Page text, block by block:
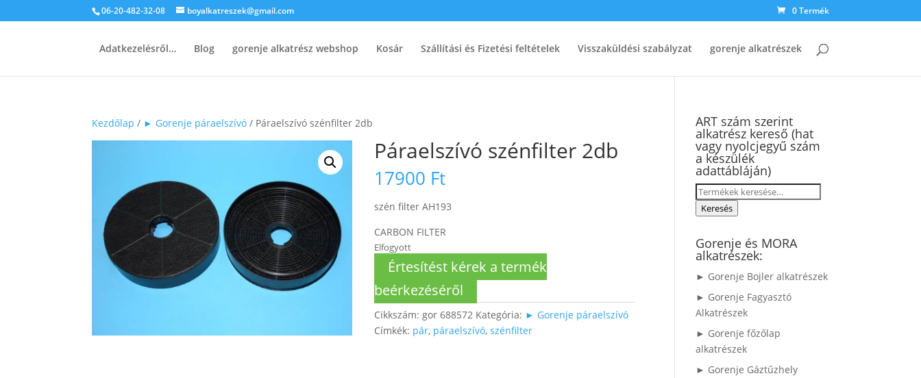
06-20-482-32-08 boyalkatreszek@gmail.com 0 Termék
Adatkezelésről… Blog gorenje alkatrész webshop Kosár Szállítási és Fizetési feltételek Visszaküldési szabályzat gorenje alkatrészek
Kezdőlap / ► Gorenje páraelszívó / Páraelszívó szénfilter 2db
Páraelszívó szénfilter 2db
17900 Ft
szén filter AH193
CARBON FILTER
Elfogyott
Értesítést kérek a termék
beérkezéséről
Cikkszám:gor 688572 Kategória: ► Gorenje páraelszívó
Címkék: pár, páraelszívó,szénfilter
ART szám szerint
alkatrész kereső (hat
vagy nyolcjegyű szám
a készülék
adattábláján)
Keresés
a Keresés
Gorenje és MORA
alkatrészek:
► Gorenje Bojler alkatrészek
► Gorenje Fagyasztó
Alkatrészek
► Gorenje főzőlap
alkatrészek
► Gorenje Gáztűzhely